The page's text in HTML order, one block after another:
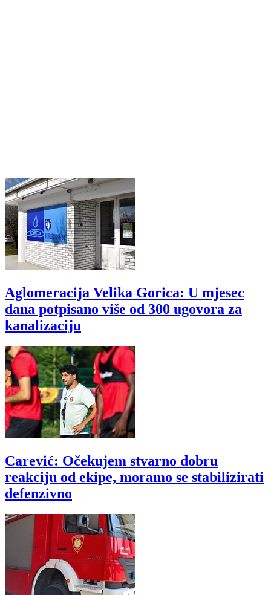
Aglomeracija Velika Gorica: U mjesec
dana potpisano više od 300 ugovora za
kanalizaciju
Carević: Očekujem stvarno dobru
reakciju od ekipe, moramo se stabilizirati
defenzivno